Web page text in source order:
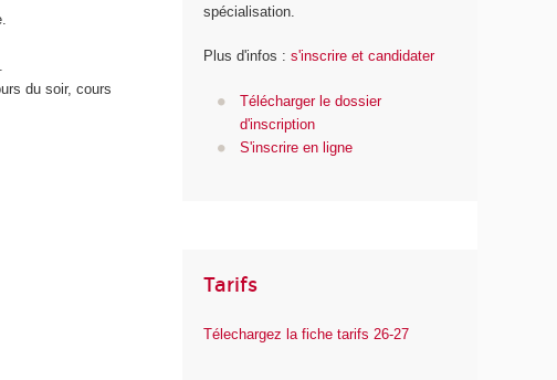
du soir, cours
spécialisation.
Plus d'infos :s'inscrire et candidater
Télécharger le dossier
d'inscription
S'inscrire en ligne
Tarifs
Télechargez la fiche tarifs 26-27